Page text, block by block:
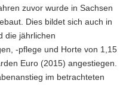
zuvor wurde in Sachsen
Dies bildet sich auch in
die jährlichen
-pflege und Horte von 1,15
Euro (2015) angestiegen.
im betrachteten